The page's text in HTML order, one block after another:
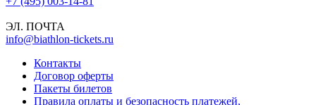
ЭЛ. ПОЧТА
info@biathlon-tickets.ru
Контакты
Договор оферты
Пакеты билетов
Правила оплаты и безопасность платежей,